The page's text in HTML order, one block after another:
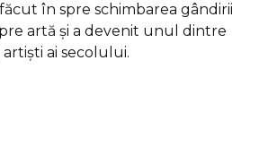
în spre schimbarea gândirii
artă și a devenit unul dintre
ai secolului.